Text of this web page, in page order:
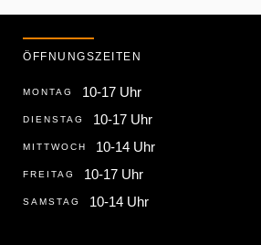
ÖFFNUNGSZEITEN
MONTAG 10-17 Uhr
DIENSTAG 10-17 Uhr
MITTWOCH 10-14 Uhr
FREITAG 10-17 Uhr
SAMSTAG 10-14 Uhr